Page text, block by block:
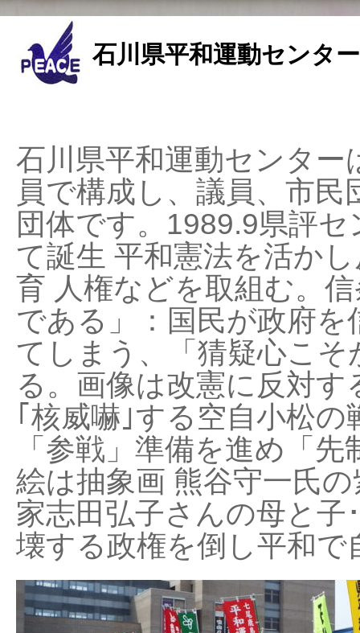
石川県平和運動センタ
石川県平和運動センタ
員で構成し、議員、市
団体です。1989.9県評
て誕生 平和憲法を活か
育 人権などを取組む。
である」：国民が政府
てしまう、「猜疑心こ
る。画像は改憲に反対
｢核威嚇｣する空自小松
「参戦」準備を進め「
絵は抽象画 熊谷守一氏
家志田弘子さんの母と子
壊する政権を倒し平和